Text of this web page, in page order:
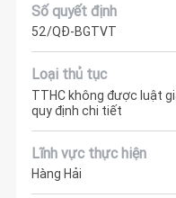
Số quyết định
52/QĐ-BGTVT
Loại thủ tục
TTHC không được luật
quy định chi tiết
Lĩnh vực thực hiện
Hàng Hải